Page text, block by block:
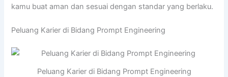
kamu buat aman dan sesuai dengan standar yang berlaku.
Peluang Karier di Bidang Prompt Engineering
Peluang Karier di Bidang Prompt Engineering